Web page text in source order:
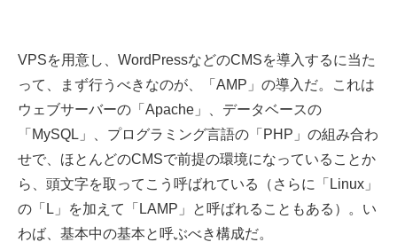
VPSを用意し、WordPressなどのCMSを導入するに当た
って、まず行うべきなのが、「AMP」の導入だ。これは
ウェブサーバーの「Apache」、データベースの
「MySQL」、プログラミング言語の「PHP」の組み合わ
せで、ほとんどのCMSで前提の環境になっていることか
ら、頭文字を取ってこう呼ばれている（さらに「Linux」
の「L」を加えて「LAMP」と呼ばれることもある）。い
わば、基本中の基本と呼ぶべき構成だ。